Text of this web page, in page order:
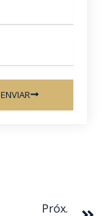
ENVIAR
Próx.